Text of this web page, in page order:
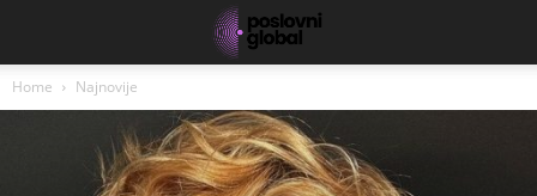
Home Najnovije